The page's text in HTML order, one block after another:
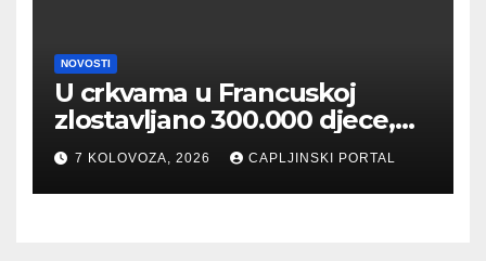
NOVOSTI
U crkvama u Francuskoj
zlostavljano 300.000 djece,
Papa se sataje sa žrtvama
7 KOLOVOZA, 2026 CAPLJINSKI PORTAL